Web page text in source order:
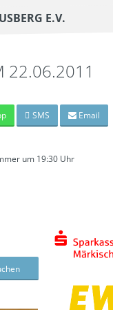
images/
e.V.
22.06.2011
SMS Email
um 19:30 Uhr